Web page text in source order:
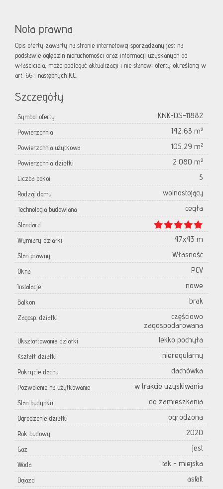
Nota prawna
Opis oferty zawarty na stronie internetowej sporządzany jest na
podstawie oględzin nieruchomości oraz informacji uzyskanych od
właściciela, może podlegać aktualizacji i nie stanowi oferty określonej w
art. 66 i następnych K.C.
Szczegóły
Symbol oferty KNK-DS-11882
Powierzchnia 142,63 m²
Powierzchnia użytkowa 105,29 m²
Powierzchnia działki 2 080 m²
Liczba pokoi 5
Rodzaj domu wolnostojący
Technologia budowlana cegła
Standard
Wymiary działki
47x43 m
Stan prawny Własność
Okna PCV
Instalacje nowe
Balkon brak
Zagosp. działki
częściowo
zagospodarowana
Ukształtowanie działki lekko pochyła
Kształt działki nieregularny
Pokrycie dachu dachówka
Pozwolenie na użytkowanie w trakcie uzyskiwania
Stan budynku do zamieszkania
Ogrodzenie działki ogrodzona
Rok budowy 2020
Gaz jest
Woda tak - miejska
Dojazd asfalt